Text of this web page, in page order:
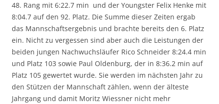
48. Rang mit 6:22.7 min und der Youngster Felix Henke mit
8:04.7 auf den 92. Platz. Die Summe dieser Zeiten ergab
das Mannschaftsergebnis und brachte bereits den 6. Platz
ein. Nicht zu vergessen sind aber auch die Leistungen der
beiden jungen Nachwuchsläufer Rico Schneider 8:24.4 min
und Platz 103 sowie Paul Oldenburg, der in 8:36.2 min auf
Platz 105 gewertet wurde. Sie werden im nächsten Jahr zu
den Stützen der Mannschaft zählen, wenn der älteste
Jahrgang und damit Moritz Wiessner nicht mehr